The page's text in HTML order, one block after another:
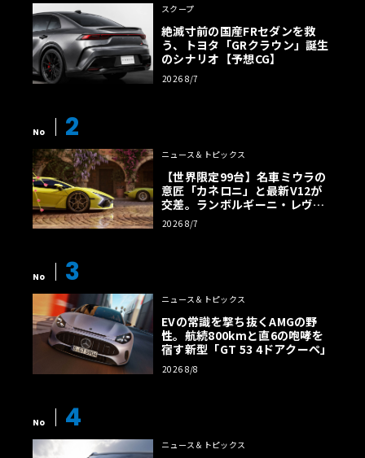
スクープ
絶滅寸前の国産FRセダンを救
う、トヨタ「GRクラウン」誕生
のシナリオ【予想CG】
2026 8/7
No 2
ニュース＆トピックス
【世界限定99台】名車ミウラの
意匠「カネロニ」と最新V12が
交差。ランボルギーニ・レヴエ
ルトに60周年記念車が登場
2026 8/7
No 3
ニュース＆トピックス
EVの常識を撃ち抜くAMGの野
性。航続800kmと直6の咆哮を
宿す新型「GT 53 4ドアクーペ」
2026 8/8
No 4
ニュース＆トピックス